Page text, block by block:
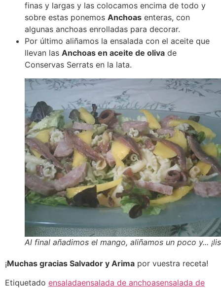
finas y largas y las colocamos encima de todo y
sobre estas ponemos Anchoas enteras, con
algunas anchoas enrolladas para decorar.
Por último aliñamos la ensalada con el aceite que
llevan las Anchoas en aceite de oliva de
Conservas Serrats en la lata.
Al final añadimos el mango, aliñamos un poco y...
¡Muchas gracias Salvador y Arima por vuestra receta!
Etiquetado ensaladaensalada de anchoasensalada de